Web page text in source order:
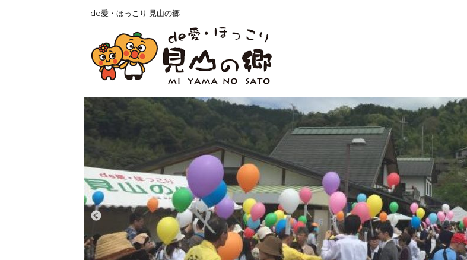
de愛・ほっこり 見山の郷